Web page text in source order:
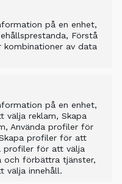
på en enhet,
Förstå
av data
på en enhet,
välja reklam, Skapa
Använda profiler för
profiler för att
profiler för att välja
och förbättra tjänster,
välja innehåll.
to the efficient
materials.